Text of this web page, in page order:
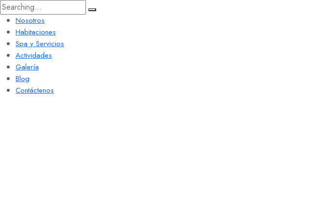
Nosotros
Habitaciones
Spa y Servicios
Actividades
Galería
Blog
Contáctenos